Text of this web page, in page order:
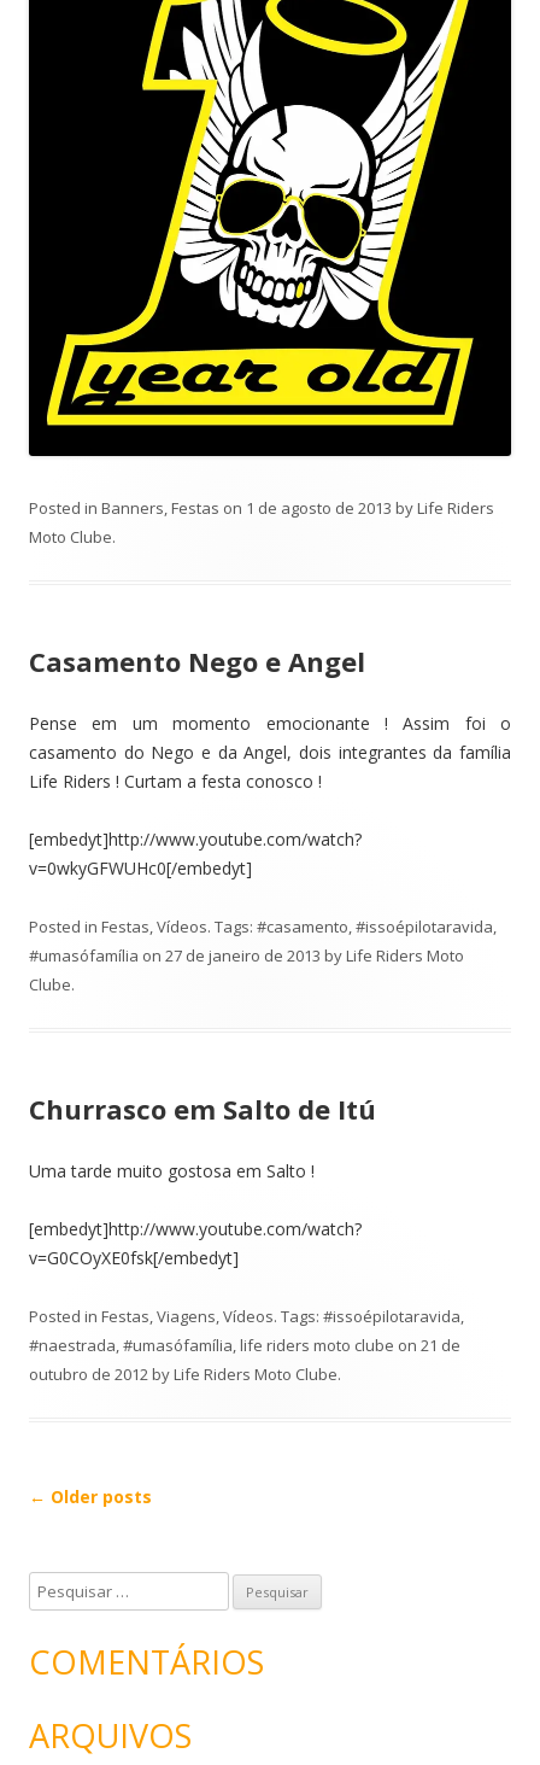
Posted in Banners Festas on 1 de agosto de 2013 byLife Riders
Moto Clube.
Casamento Nego e Angel
Pense em um momento emocionante ! Assim foi o
casamento do Nego e da Angel, dois integrantes da família
Life Riders ! Curtam a festa conosco !
[embedyt]http://www.youtube.com/watch?
v=0wkyGFWUHc0[/embedyt]
Posted in Festas Vídeos. Tags: #casamento #issoépilotaravida
#umasófamília on 27 de janeiro de 2013 byLife Riders Moto
Clube.
Churrasco em Salto de Itú
Uma tarde muito gostosa em Salto !
[embedyt]http://www.youtube.com/watch?
v=G0COyXE0fsk[/embedyt]
Posted in Festas Viagens Vídeos. Tags: #issoépilotaravida
#naestrada #umasófamília life riders moto clube on 21 de
outubro de 2012 byLife Riders Moto Clube.
Post
← Older posts
e
q
COMENTÁRIOS
ARQUIVOS